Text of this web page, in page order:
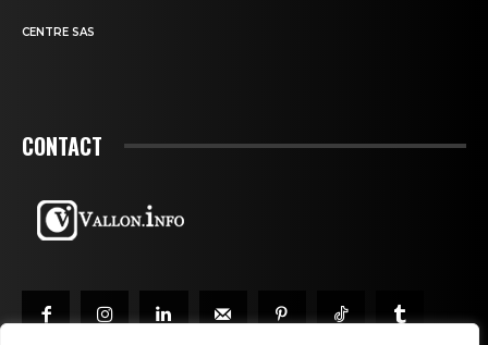
CENTRE SAS
CONTACT